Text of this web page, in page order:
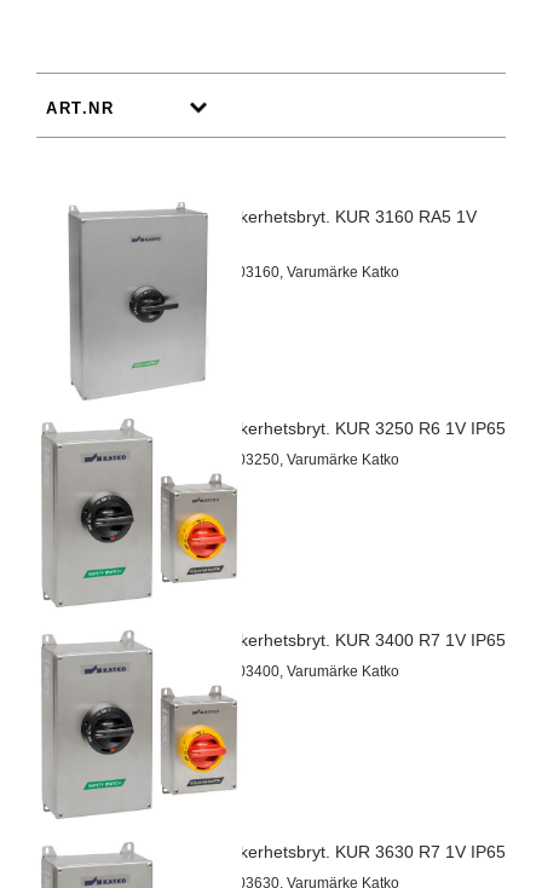
EMC Säkerhetsbryt. KUR 3160 RA5 1V
Artnr 24703160, Varumärke Katko
EMC Säkerhetsbryt. KUR 3250 R6 1V IP65
Artnr 24703250, Varumärke Katko
EMC Säkerhetsbryt. KUR 3400 R7 1V IP65
Artnr 24703400, Varumärke Katko
EMC Säkerhetsbryt. KUR 3630 R7 1V IP65
Artnr 24703630, Varumärke Katko